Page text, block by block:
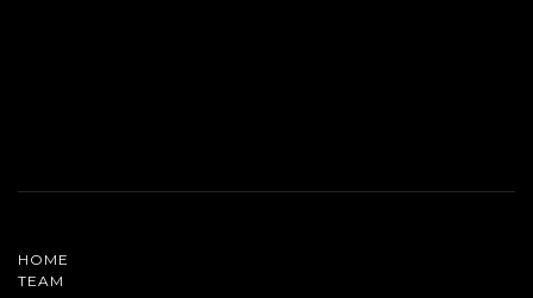
HOME
TEAM